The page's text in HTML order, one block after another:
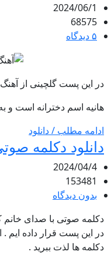
2024/06/1
68575
۵ دیدگاه
در این پست گلچینی از آهنگ
هانیه اسم دخترانه است و
ادامه مطلب / دانلود
دانلود دکلمه
2024/04/4
153481
بدون دیدگاه
دکلمه صوتی با صدای خانم
در این پست قرار داده ایم
دکلمه ها لذت ببرید .